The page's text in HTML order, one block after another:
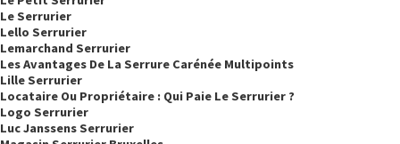
Le Serrurier
Lello Serrurier
Lemarchand Serrurier
Les Avantages De La Serrure Carénée Multipoints
Lille Serrurier
Locataire Ou Propriétaire : Qui Paie Le Serrurier ?
Logo Serrurier
Luc Janssens Serrurier